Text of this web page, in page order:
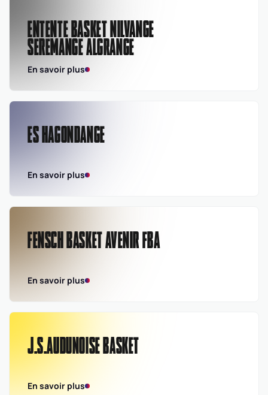
ENTENTE BASKET NILVANGE
SEREMANGE ALGRANGE
En savoir plus
ES HAGONDANGE
En savoir plus
FENSCH BASKET AVENIR FBA
En savoir plus
J.S.AUDUNOISE BASKET
En savoir plus